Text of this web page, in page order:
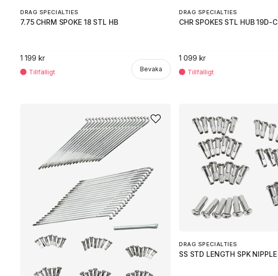
DRAG SPECIALTIES
7.75 CHRM SPOKE 18 STL HB
1 199 kr
Bevaka
DRAG SPECIALTIES
CHR SPOKES STL HUB 19D-C
1 099 kr
DRAG SPECIALTIES
SS STD LENGTH SPK NIPPLE